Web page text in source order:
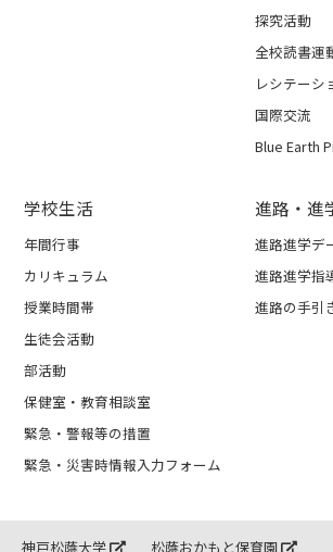
探究活動
全校読書運
レシテーシ
国際交流
Blue Earth
学校生活
年間行事
カリキュラム
授業時間帯
生徒会活動
部活動
保健室・教育相談室
緊急・警報等の措置
緊急・災害時情報入力フォーム
進路・進
進路進学デ
進路進学指
進路の手引
神戸松蔭大学 松蔭おかもと保育園